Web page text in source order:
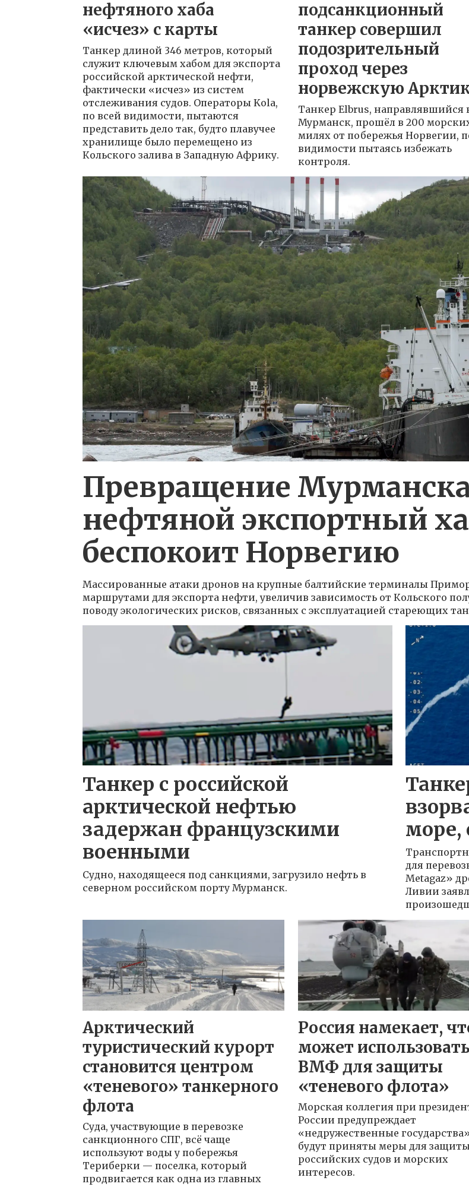
нефтяного хаба
«исчез» с карты
Танкер длиной 346 метров, который
служит ключевым хабом для экспорта
российской арктической нефти,
фактически «исчез» из систем
отслеживания судов. Операторы Kola,
по всей видимости, пытаются
представить дело так, будто плавучее
хранилище было перемещено из
Кольского залива в Западную Африку.
подсанкционный
танкер совершил
подозрительный
проход через
норвежскую
Танкер Elbrus, направлявшийся
Мурманск, прошёл в 200
милях от побережья Норвегии,
видимости пытаясь избежать
контроля.
Превращение
нефтяной экспортный
беспокоит Норвегию
Массированные атаки дронов на крупные балтийские терминалы
маршрутами для экспорта нефти, увеличив зависимость от Кольского
поводу экологических рисков, связанных с эксплуатацией стареющих
Танкер с российской
арктической нефтью
задержан французскими
военными
Судно, находящееся под санкциями, загрузило нефть в
северном российском порту Мурманск.
море,
для
Metagaz»
Ливии
Арктический
туристический курорт
становится центром
«теневого» танкерного
флота
Суда, участвующие в перевозке
санкционного СПГ, всё чаще
используют воды у побережья
Териберки — поселка, который
продвигается как одна из главных
Россия намекает,
может использовать
ВМФ для защиты
«теневого флота»
Морская коллегия при
России предупреждает
«недружественные
будут приняты меры для защиты
российских судов и морских
интересов.